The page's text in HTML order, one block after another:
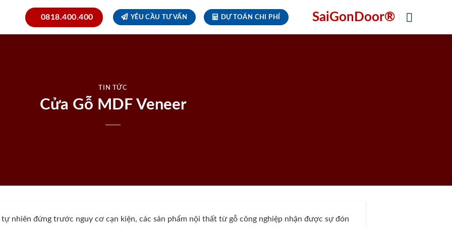
0818.400.400 YÊU CẦU TƯ VẤN DỰ TOÁN CHI PHÍ SaiGonDoor®
TIN TỨC
Cửa Gỗ MDF Veneer
nhiên đứng trước nguy cơ cạn kiện, các sản phẩm nội thất từ gỗ công nghiệp nhận được sự đón